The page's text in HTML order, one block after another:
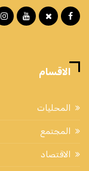
الاقسام
المحليات
المجتمع
الاقتصاد